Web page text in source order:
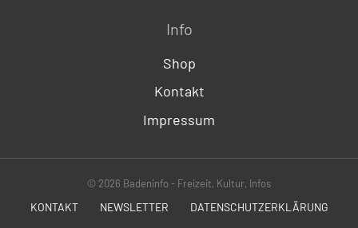
Info
Shop
Kontakt
Impressum
© 2026 Badeninfo - Freizeit, Kultur, Infos
KONTAKT NEWSLETTER DATENSCHUTZERKLÄRUNG